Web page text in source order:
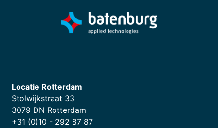
Locatie Rotterdam
Stolwijkstraat 33
3079 DN Rotterdam
+31 (0)10 - 292 87 87